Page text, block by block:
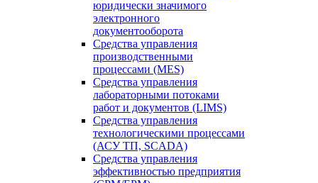
юридически значимого
электронного
документооборота
Средства управления
производственными
процессами (MES)
Средства управления
лабораторными потоками
работ и документов (LIMS)
Средства управления
технологическими процессами
(АСУ ТП, SCADA)
Средства управления
эффективностью предприятия